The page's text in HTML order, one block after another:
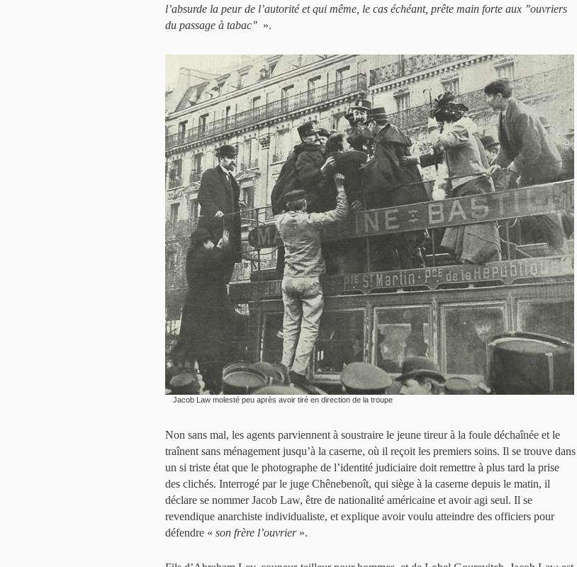
l’absurde la peur de l’autorité et qui même, le cas échéant, prête main forte aux ’’ouvriers
du passage à tabac’’ ».
Jacob Law molesté peu après avoir tiré en direction de la troupe
Non sans mal, les agents parviennent à soustraire le jeune tireur à la foule déchaînée et le
traînent sans ménagement jusqu’à la caserne, où il reçoit les premiers soins. Il se trouve dans
un si triste état que le photographe de l’identité judiciaire doit remettre à plus tard la prise
des clichés. Interrogé par le juge Chênebenoît, qui siège à la caserne depuis le matin, il
déclare se nommer Jacob Law, être de nationalité américaine et avoir agi seul. Il se
revendique anarchiste individualiste, et explique avoir voulu atteindre des officiers pour
défendre « son frère l’ouvrier».